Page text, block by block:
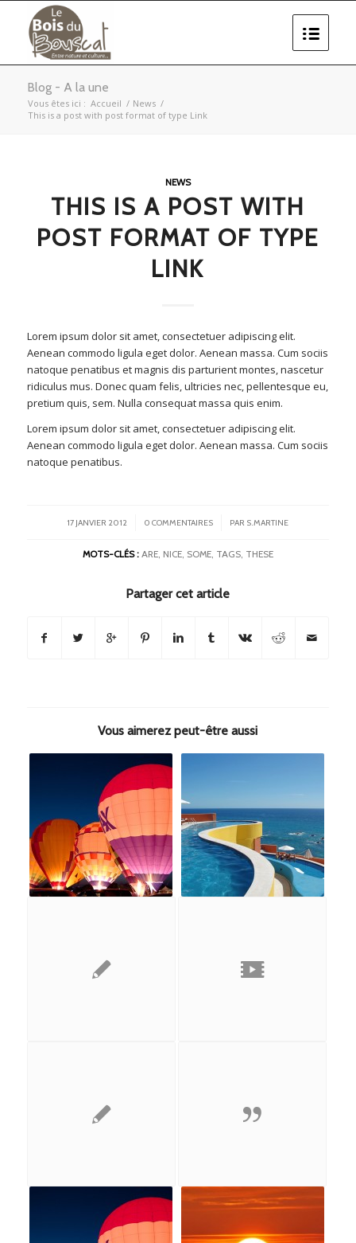
Blog - A la une
Vous êtes ici : Accueil / News /
This is a post with post format of type Link
NEWS
THIS IS A POST WITH
POST FORMAT OF TYPE
LINK
Lorem ipsum dolor sit amet, consectetuer adipiscing elit.
Aenean commodo ligula eget dolor. Aenean massa. Cum sociis
natoque penatibus et magnis dis parturient montes, nascetur
ridiculus mus. Donec quam felis, ultricies nec, pellentesque eu,
pretium quis, sem. Nulla consequat massa quis enim.
Lorem ipsum dolor sit amet, consectetuer adipiscing elit.
Aenean commodo ligula eget dolor. Aenean massa. Cum sociis
natoque penatibus.
17 JANVIER 2012
/ 0 COMMENTAIRES
/ PAR S.MARTINE
MOTS-CLÉS : ARE, NICE, SOME, TAGS, THESE
Partager cet article
Vous aimerez peut-être aussi